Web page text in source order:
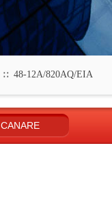
∷ 48-12A/820AQ/EIA
CANARE